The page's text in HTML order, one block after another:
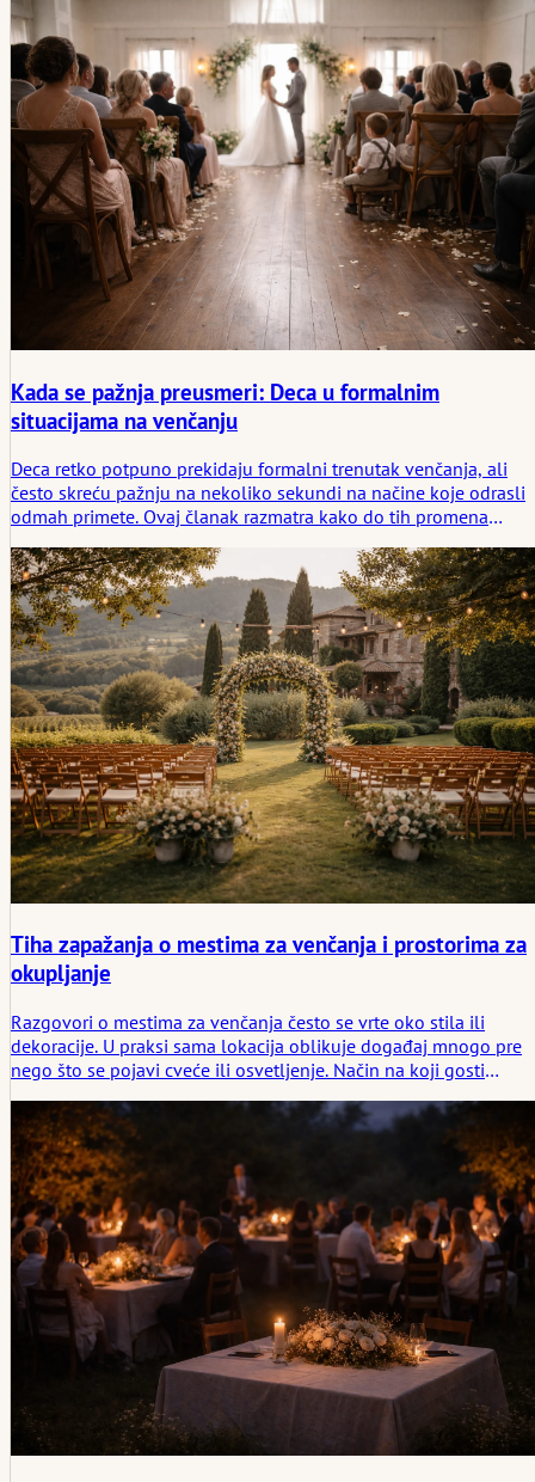
kada to treba da znaju i zašto tišina i dalje ima svoje mesto u
planiranju venčanja.
Kada se pažnja preusmeri: Deca u formalnim
situacijama na venčanju
Deca retko potpuno prekidaju formalni trenutak venčanja, ali
često skreću pažnju na nekoliko sekundi na načine koje odrasli
odmah primete. Ovaj članak razmatra kako do tih promena
kako venčanja apsorbuju različite ritmove bez gubljenja svoje
strukture.
Tiha zapažanja o mestima za venčanja i prostorima za
okupljanje
Razgovori o mestima za venčanja često se vrte oko stila ili
dekoracije. U praksi sama lokacija oblikuje događaj mnogo pre
nego što se pojavi cveće ili osvetljenje. Način na koji gosti
preko baštenske terase. Ove stvari tiho određuju ritam dana.